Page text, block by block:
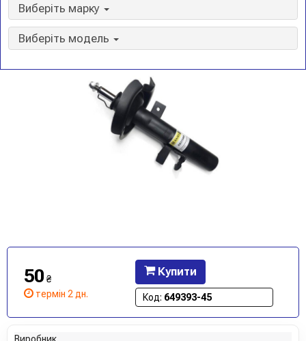
Виберіть марку
Виберіть модель
50 ₴
термін 2 дн.
Купити
Код: 649393-45